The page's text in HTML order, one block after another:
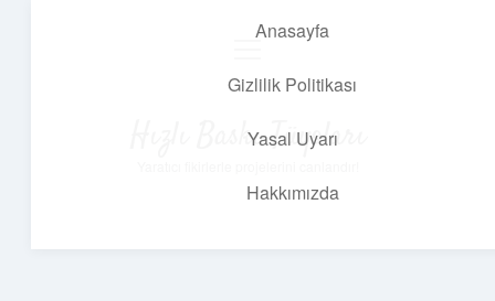
Anasayfa
Gizlilik Politikası
Yasal Uyarı
Hakkımızda
Hızlı Baskı Tüyoları